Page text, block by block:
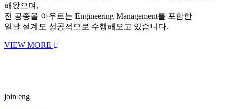
해왔으며,
전 공종을 아우르는 Engineering Management를 포함한
일괄 설계도 성공적으로 수행해오고 있습니다.
VIEW MORE
join eng